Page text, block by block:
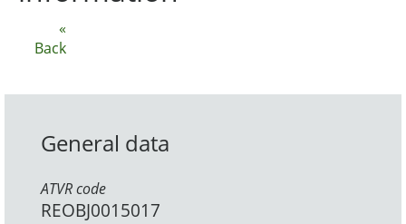
«
Back
General data
ATVR code
REOBJ0015017